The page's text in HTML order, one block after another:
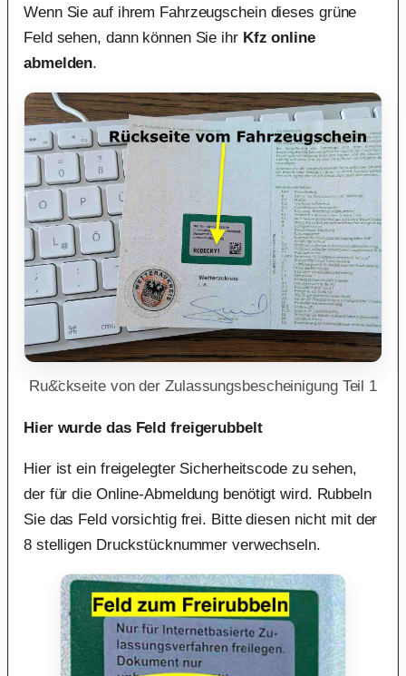
Wenn Sie auf ihrem Fahrzeugschein dieses grüne
Feld sehen, dann können Sie ihr Kfz online
abmelden.
Ru&̈ckseite von der Zulassungsbescheinigung Teil 1
Hier wurde das Feld freigerubbelt
Hier ist ein freigelegter Sicherheitscode zu sehen,
der für die Online-Abmeldung benötigt wird. Rubbeln
Sie das Feld vorsichtig frei. Bitte diesen nicht mit der
8 stelligen Druckstücknummer verwechseln.